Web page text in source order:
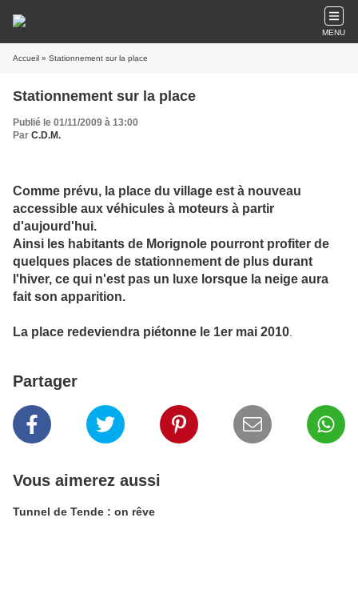
MENU
Accueil » Stationnement sur la place
Stationnement sur la place
Publié le 01/11/2009 à 13:00
Par C.D.M.
Comme prévu, la place du village est à nouveau
accessible aux véhicules à moteurs à partir
d'aujourd'hui.
Ainsi les habitants de Morignole pourront profiter de
quelques places de stationnement de plus durant
l'hiver, ce qui n'est pas un luxe lorsque la neige aura
fait son apparition.
La place redeviendra piétonne le 1er mai 2010
Partager
Vous aimerez aussi
Tunnel de Tende : on rêve